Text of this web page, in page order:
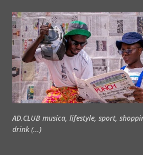
Passa ai contenuti
AD.CLUB musica, lifestyle, sport,
drink (...)